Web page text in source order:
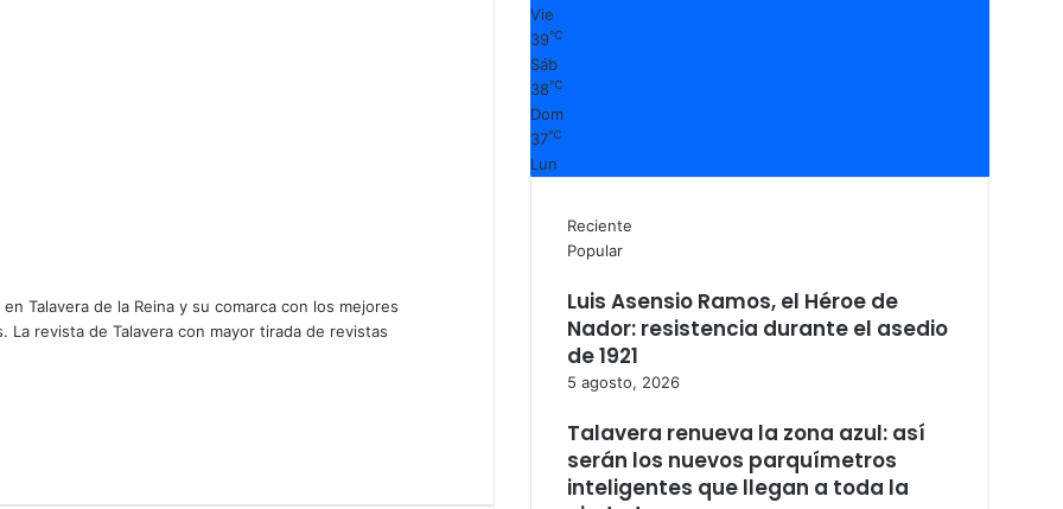
Talavera de la Reina y su comarca con los mejores
revista de Talavera con mayor tirada de revistas
Vie
39℃
Sáb
38℃
Dom
37℃
Lun
Reciente
Popular
Luis Asensio Ramos, el Héroe de
Nador: resistencia durante el asedio
de 1921
5 agosto, 2026
Talavera renueva la zona azul: así
serán los nuevos parquímetros
inteligentes que llegan a toda la